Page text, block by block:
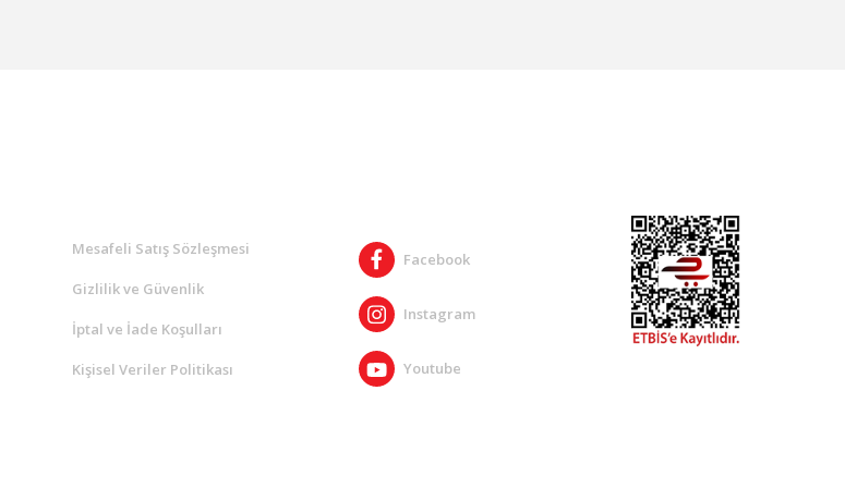
Mesafeli Satış Sözleşmesi
Gizlilik ve Güvenlik
İptal ve İade Koşulları
Kişisel Veriler Politikası
Facebook
Instagram
Youtube